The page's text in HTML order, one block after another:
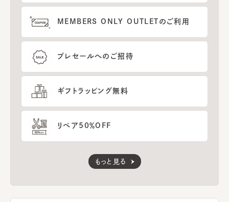
MEMBERS ONLY OUTLETのご利用
プレセールへのご招待
ギフトラッピング無料
リペア50％OFF
もっと見る